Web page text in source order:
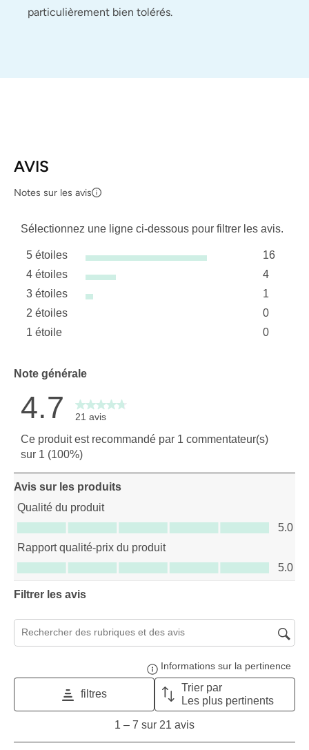
particulièrement bien tolérés.
AVIS
Notes sur les avis
Sélectionnez une ligne ci-dessous pour filtrer les avis.
5 étoiles étoiles
16
16 avis
4 étoiles étoiles
4
4 avis
3 étoiles étoiles
1
1 avis
2 étoiles
0
0 avis
1 étoile
0
Note générale
4.7 21 avis
Ce produit est recommandé par 1 commentateur(s)
sur 1 (100%)
Avis sur les produits
Qualité du produit
Qualité du produit, 5.0 sur 5
5.0
Rapport qualité-prix du produit
Rapport qualité-prix du produit, 5.0 sur 5
5.0
Filtrer les avis
Zone de recherche de sujet et d'avis
Informations sur la pertinence
filtres
Trier par
Les plus pertinents
1 – 7 sur 21 avis